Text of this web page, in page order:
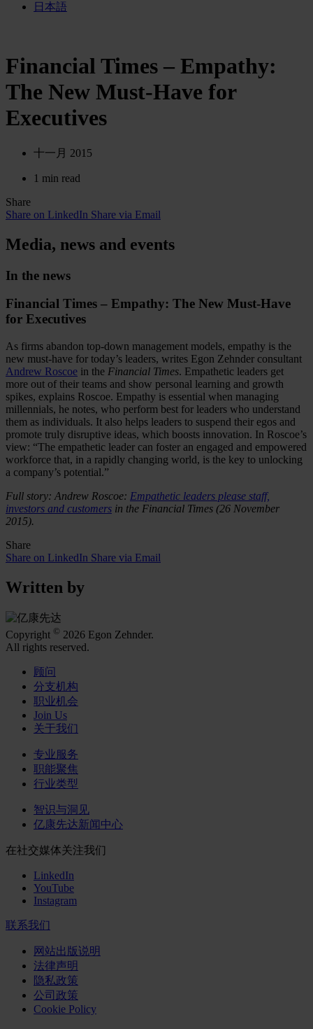
日本語
Financial Times – Empathy:
The New Must-Have for
Executives
十一月 2015
1 min read
Share
Share on LinkedIn Share via Email
Media, news and events
In the news
Financial Times – Empathy: The New Must-Have
for Executives
As firms abandon top-down management models, empathy is the
new must-have for today’s leaders, writes Egon Zehnder consultant
Andrew Roscoe in the Financial Times. Empathetic leaders get
more out of their teams and show personal learning and growth
spikes, explains Roscoe. Empathy is essential when managing
millennials, he notes, who perform best for leaders who understand
them as individuals. It also helps leaders to suspend their egos and
promote truly disruptive ideas, which boosts innovation. In Roscoe’s
view: “The empathetic leader can foster an engaged and empowered
workforce that, in a rapidly changing world, is the key to unlocking
a company’s potential.”
Full story: Andrew Roscoe: Empathetic leaders please staff,
investors and customers in the Financial Times (26 November
2015).
Share
Share on LinkedIn Share via Email
Written by
Copyright © 2026 Egon Zehnder.
All rights reserved.
顾问
分支机构
职业机会
Join Us
关于我们
专业服务
职能聚焦
行业类型
智识与洞见
亿康先达新闻中心
在社交媒体关注我们
LinkedIn
YouTube
Instagram
联系我们
网站出版说明
法律声明
隐私政策
公司政策
Cookie Policy